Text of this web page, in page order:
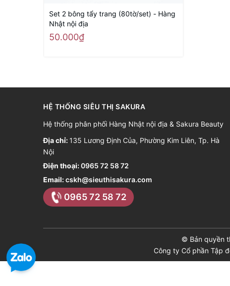
Set 2 bông tẩy trang (80tờ/set) - Hàng
Nhật nội địa
50.000₫
HỆ THỐNG SIÊU THỊ SAKURA
Hệ thống phân phối Hàng Nhật nội địa & Sakura Beauty
Địa chỉ: 135 Lương Định Của, Phường Kim Liên, Tp. Hà
Nội
Điện thoại:0965 72 58 72
Email:cskh@sieuthisakura.com
0965 72 58 72
© Bản quyền
Công ty Cổ phần Tập